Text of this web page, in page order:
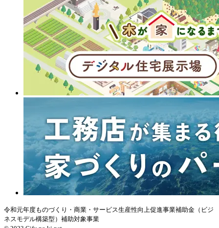
令和元年度ものづくり・商業・サービス生産性向上促進事業補助金（ビジ
ネスモデル構築型）補助対象事業